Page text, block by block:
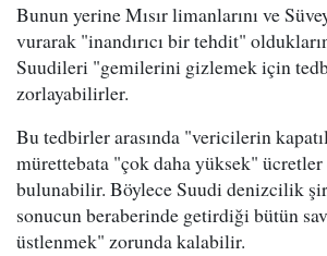
Bunun yerine Mısır limanlarını ve
vurarak "inandırıcı bir tehdit"
Suudileri "gemilerini gizlemek için
zorlayabilirler.
Bu tedbirler arasında "vericilerin
mürettebata "çok daha yüksek"
bulunabilir. Böylece Suudi denizcilik
sonucun beraberinde getirdiği bütün
üstlenmek" zorunda kalabilir.